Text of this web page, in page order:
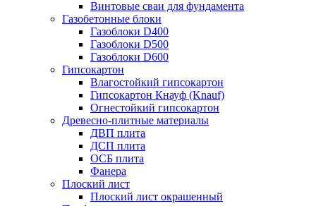
Винтовые сваи для фундамента
Газобетонные блоки
Газоблоки D400
Газоблоки D500
Газоблоки D600
Гипсокартон
Влагостойкий гипсокартон
Гипсокартон Кнауф (Knauf)
Огнестойкий гипсокартон
Древесно-плитные материалы
ДВП плита
ДСП плита
ОСБ плита
Фанера
Плоский лист
Плоский лист окрашенный